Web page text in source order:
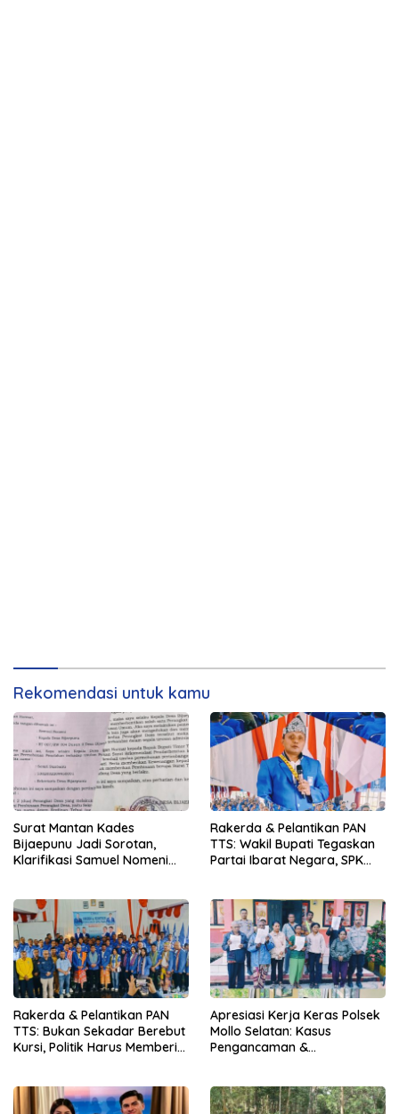
Rekomendasi untuk kamu
Surat Mantan Kades
Bijaepunu Jadi Sorotan,
Klarifikasi Samuel Nomeni
Rakerda & Pelantikan PAN
TTS: Wakil Bupati Tegaskan
Partai Ibarat Negara, SPK
Uang
Rakerda & Pelantikan PAN
TTS: Bukan Sekadar Berebut
Kursi, Politik Harus Memberi
Apresiasi Kerja Keras Polsek
Mollo Selatan: Kasus
Pengancaman &